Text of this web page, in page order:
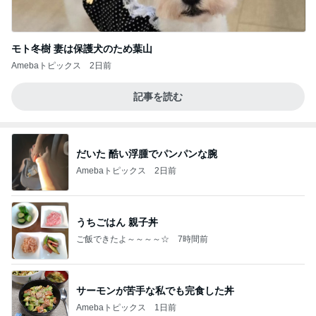
モト冬樹 妻は保護犬のため葉山
Amebaトピックス 2日前
記事を読む
だいた 酷い浮腫でパンパンな腕
Amebaトピックス 2日前
うちごはん 親子丼
ご飯できたよ～～～～☆ 7時間前
サーモンが苦手な私でも完食した丼
Amebaトピックス 1日前